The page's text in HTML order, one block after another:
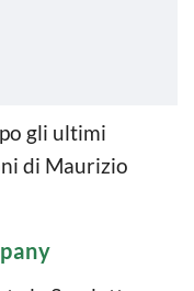
gli ultimi
di Maurizio